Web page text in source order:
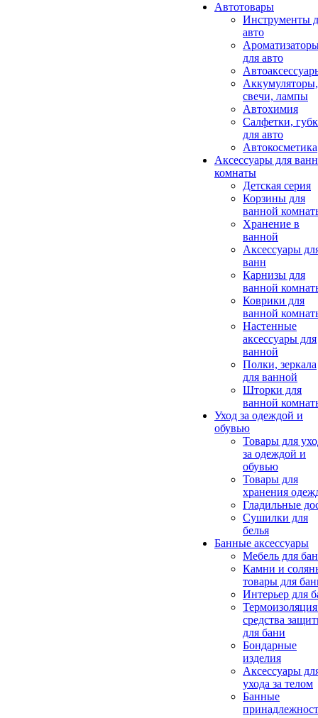
Автотовары
Инструменты
авто
для авто
Аккумуляторы,
свечи, лампы
Автохимия
Салфетки,
для авто
Автокосметика
Аксессуары для
комнаты
Детская серия
Корзины для
ванной
Хранение в
ванной
Аксессуары
ванн
Карнизы для
ванной
Коврики для
ванной
Настенные
аксессуары для
ванной
Полки, зеркала
для ванной
Шторки для
ванной
Уход за одеждой и
обувью
Товары для
за одеждой и
обувью
Товары для
хранения
Гладильные
Сушилки для
белья
Банные аксессуары
Мебель для
Камни и
товары для
Интерьер для
средства
для бани
Бондарные
изделия
Аксеcсуары
ухода за телом
Банные